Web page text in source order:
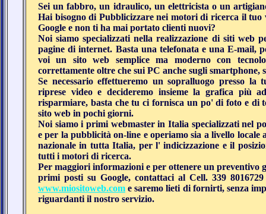
Sei un fabbro, un idraulico, un elettricista o un
Hai bisogno di Pubblicizzare nei motori di ricerca il
Google e non ti ha mai portato clienti nuovi?
Noi siamo specializzati nella realizzazione di siti
pagine di internet. Basta una telefonata e una E-mail,
voi un sito web semplice ma moderno con
correttamente oltre che sui PC anche sugli
Se necessario effettueremo un sopralluogo presso la
riprese video e decideremo insieme la grafica più
risparmiare, basta che tu ci fornisca un po' di foto e di
sito web in pochi giorni.
Noi siamo i primi webmaster in Italia specializzati nel
e per la pubblicità on-line e operiamo sia a livello
nazionale in tutta Italia, per l' indicizzazione e il
tutti i motori di ricerca.
Per maggiori informazioni e per ottenere un preventivo
primi posti su Google, contattaci al Cell. 339
www.miositoweb.com e saremo lieti di fornirti, senza
riguardanti il nostro servizio.